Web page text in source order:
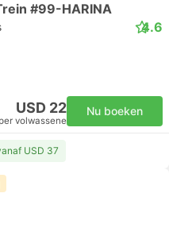
#99-HARINA
4.6
USD 22
per volwassene
Nu boeken
USD 37